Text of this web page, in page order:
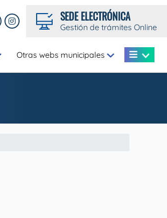
SEDE ELECTRÓNICA
Gestión de trámites Online
Otras webs municipales